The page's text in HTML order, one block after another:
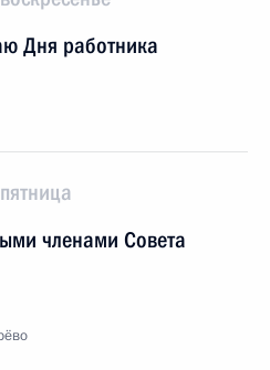
Дня работника
членами Совета